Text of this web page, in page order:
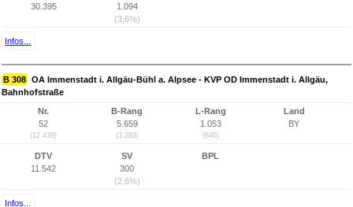
30.395
1.094
(3,6%)
Infos...
B 308 OA Immenstadt i. Allgäu-Bühl a. Alpsee - KVP OD Immenstadt i. Allgäu,
Bahnhofstraße
Nr.
52
(12.439)
B-Rang
5.659
(3.283)
L-Rang
1.053
(640)
Land
BY
DTV
11.542
SV
300
(2,6%)
BPL
Infos...